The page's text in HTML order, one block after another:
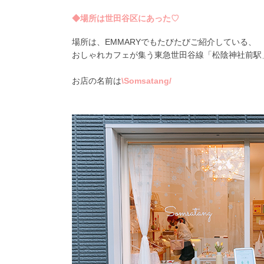
◆場所は世田谷区にあった♡
場所は、EMMARYでもたびたびご紹介している、
おしゃれカフェが集う東急世田谷線「松陰神社前駅
お店の名前は\Somsatang/